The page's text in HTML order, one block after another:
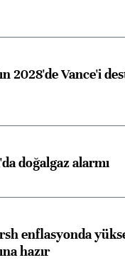
2028'de Vance'i
doğalgaz alarmı
enflasyonda
hazır